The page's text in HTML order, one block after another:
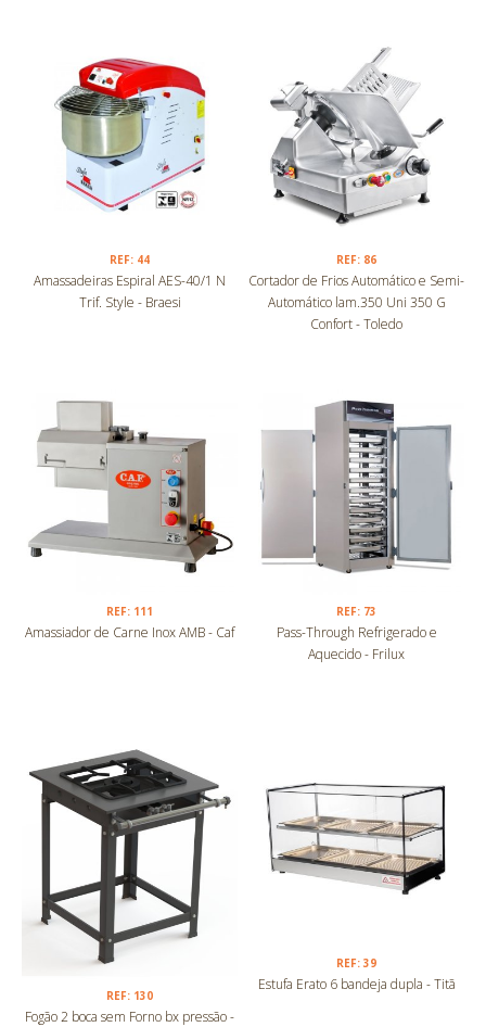
REF: 44
Amassadeiras Espiral AES-40/1 N
Trif. Style - Braesi
REF: 86
Cortador de Frios Automático e Semi-
Automático lam.350 Uni 350 G
Confort - Toledo
REF: 111
Amassiador de Carne Inox AMB - Caf
REF: 73
Pass-Through Refrigerado e
Aquecido - Frilux
REF: 130
Fogão 2 boca sem Forno bx pressão -
REF: 39
Estufa Erato 6 bandeja dupla - Titã